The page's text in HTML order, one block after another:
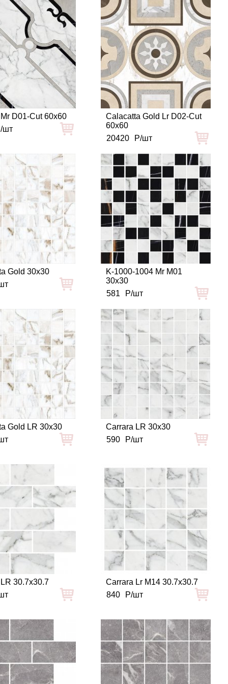
D01-Cut 60x60
шт
Calacatta Gold Lr D02-Cut
60x60
20420
Р/шт
Gold 30x30
K-1000-1004 Mr M01
30x30
581
Р/шт
Gold LR 30x30
Carrara LR 30x30
590
Р/шт
30.7x30.7
Carrara Lr M14 30.7x30.7
840
Р/шт